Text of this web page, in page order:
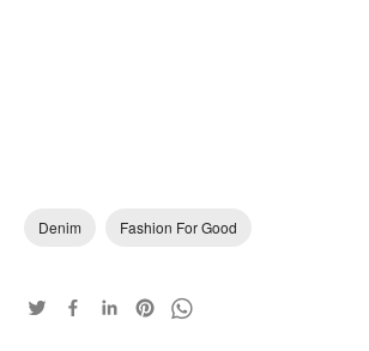
Denim Fashion For Good